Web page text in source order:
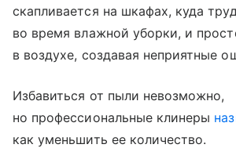
скапливается на шкафах, куда
во время влажной уборки, и
в воздухе, создавая неприятные
Избавиться от пыли невозможно,
но профессиональные клинеры
как уменьшить ее количество.